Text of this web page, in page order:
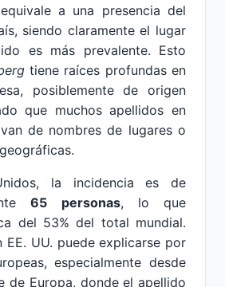
a una presencia del
siendo claramente el lugar
es más prevalente. Esto
tiene raíces profundas en
posiblemente de origen
que muchos apellidos en
de nombres de lugares o
la incidencia es de
65 personas, lo que
del 53% del total mundial.
EE. UU. puede explicarse por
especialmente desde
de Europa, donde el apellido